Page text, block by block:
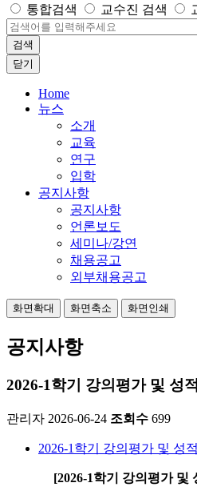
통합검색 교수진 검색
검색
닫기
Home
뉴스
소개
교육
연구
입학
공지사항
공지사항
언론보도
세미나/강연
채용공고
외부채용공고
화면확대 화면축소 화면인쇄
공지사항
2026-1학기 강의평가 및 성
관리자 2026-06-24 조회수 699
2026-1학기 강의평가 및 성
[2026-1학기 강의평가 및